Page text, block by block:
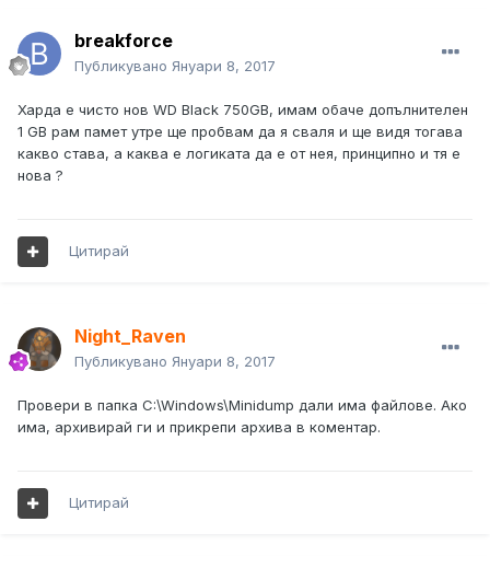
breakforce
Публикувано Януари 8, 2017
Харда е чисто нов WD Black 750GB, имам обаче допълнителен
1 GB рам памет утре ще пробвам да я сваля и ще видя тогава
какво става, а каква е логиката да е от нея, принципно и тя е
нова ?
Цитирай
Night_Raven
Публикувано Януари 8, 2017
Провери в папка C:\Windows\Minidump дали има файлове. Ако
има, архивирай ги и прикрепи архива в коментар.
Цитирай